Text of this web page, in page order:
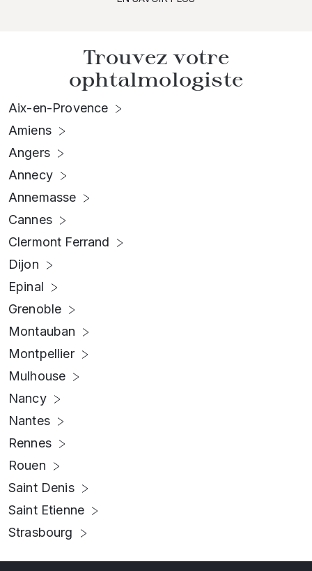
Trouvez votre
ophtalmologiste
Aix-en-Provence
Amiens
Angers
Annecy
Annemasse
Cannes
Clermont Ferrand
Dijon
Epinal
Grenoble
Montauban
Montpellier
Mulhouse
Nancy
Nantes
Rennes
Rouen
Saint Denis
Saint Etienne
Strasbourg